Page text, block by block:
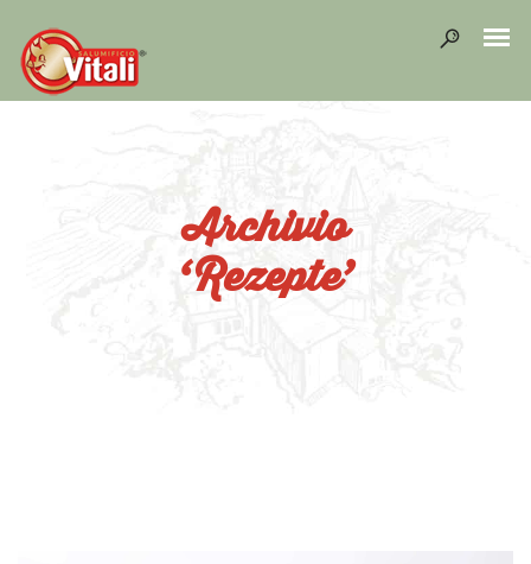
Archivio
‘Rezepte’